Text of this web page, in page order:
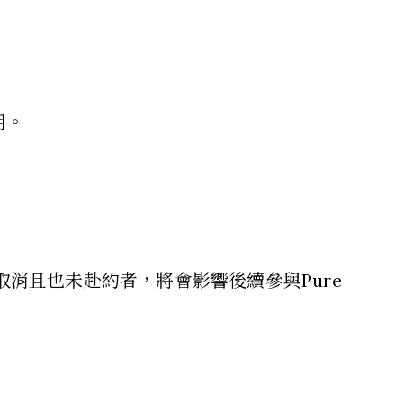
且也未赴約者，將會影響後續參與Pure